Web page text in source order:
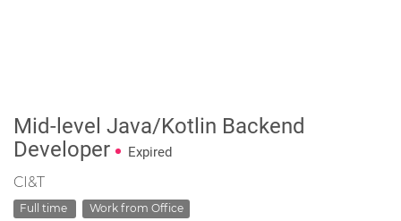
Mid-level Java/Kotlin Backend
Developer
Expired
CI&T
Full time
Work from Office